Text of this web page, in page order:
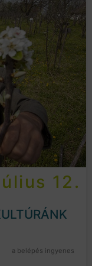
12.
a belépés ingyenes